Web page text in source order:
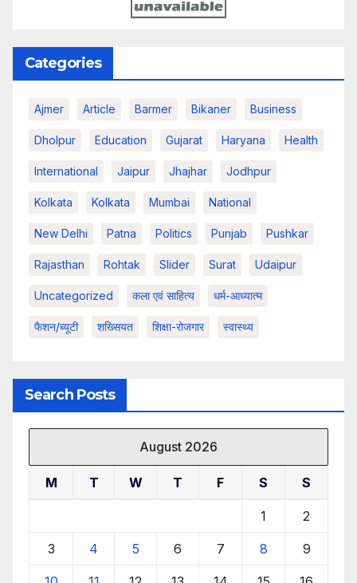
Categories
Ajmer Article Barmer Bikaner Business
Dholpur Education Gujarat Haryana Health
International Jaipur Jhajhar Jodhpur
Kolkata Kolkata Mumbai National
New Delhi Patna Politics Punjab Pushkar
Rajasthan Rohtak Slider Surat Udaipur
Uncategorized कला एवं साहित्य धर्म-आध्यात्म
फैशन/ब्यूटी शख्सियत शिक्षा-रोजगार स्वास्थ्य
Search Posts
August 2026
M T W T F S S
1 2
3 4 5 6 7 8 9